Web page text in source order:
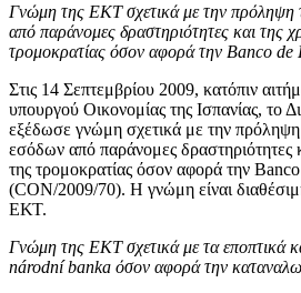
Γνώμη της ΕΚΤ σχετικά με την πρόληψη
από παράνομες δραστηριότητες και της
τρομοκρατίας όσον αφορά την Banco de
Στις 14 Σεπτεμβρίου 2009, κατόπιν
υπουργού Οικονομίας της Ισπανίας, το
εξέδωσε γνώμη σχετικά με την πρόληψη
εσόδων από παράνομες δραστηριότητες
της τρομοκρατίας όσον αφορά την
(CON/2009/70). Η γνώμη είναι
ΕΚΤ.
Γνώμη της ΕΚΤ σχετικά με τα εποπτικά
národní banka όσον αφορά την